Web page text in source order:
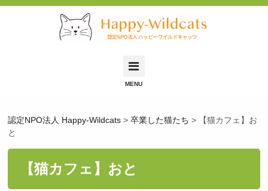
保護依頼について
認定NPO法人 Happy-Wildcats >卒業した猫たち >
【猫カフェ】お
と
【猫カフェ】おと